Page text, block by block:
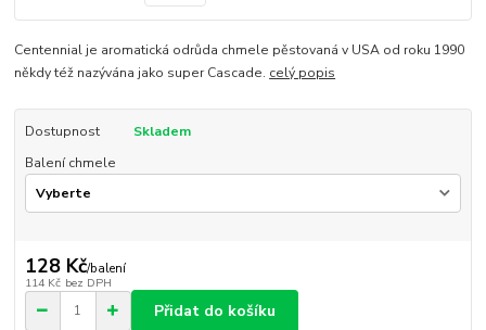
Centennial je aromatická odrůda chmele pěstovaná v USA od roku 1990
někdy též nazývána jako super Cascade. celý popis
Dostupnost
Skladem
Balení chmele
128 Kč/balení
114 Kč bez DPH
Přidat do košíku